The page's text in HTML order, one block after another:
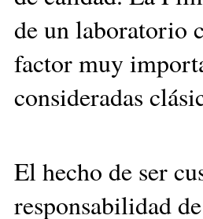
de un laboratorio
factor muy
consideradas
El hecho de ser
responsabilidad